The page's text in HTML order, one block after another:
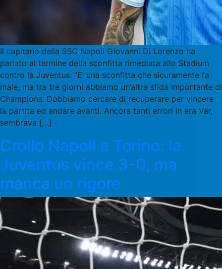
Il capitano della SSC Napoli Giovanni Di Lorenzo ha
parlato al termine della sconfitta rimediata allo Stadium
contro la Juventus: “E’ una sconfitta che sicuramente fa
male, ma tra tre giorni abbiamo un’altra sfida importante di
Champions. Dobbiamo cercare di recuperare per vincere
la partita ed andare avanti. Ancora tanti errori in era Var,
sembrava […]
Crollo Napoli a Torino: la
Juventus vince 3-0, ma
manca un rigore